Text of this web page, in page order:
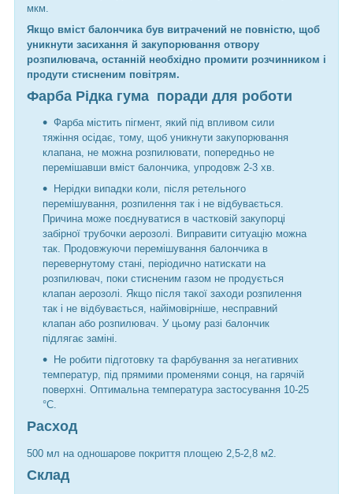
мкм.
Якщо вміст балончика був витрачений не повністю, щоб
уникнути засихання й закупорювання отвору
розпилювача, останній необхідно промити розчинником і
продути стисненим повітрям.
Фарба Рідка гума поради для роботи
Фарба містить пігмент, який під впливом сили
тяжіння осідає, тому, щоб уникнути закупорювання
клапана, не можна розпилювати, попередньо не
перемішавши вміст балончика, упродовж 2-3 хв.
Нерідки випадки коли, після ретельного
перемішування, розпилення так і не відбувається.
Причина може поєднуватися в частковій закупорці
забірної трубочки аерозолі. Виправити ситуацію можна
так. Продовжуючи перемішування балончика в
перевернутому стані, періодично натискати на
розпилювач, поки стисненим газом не продується
клапан аерозолі. Якщо після такої заходи розпилення
так і не відбувається, найімовірніше, несправний
клапан або розпилювач. У цьому разі балончик
підлягає заміні.
Не робити підготовку та фарбування за негативних
температур, під прямими променями сонця, на гарячій
поверхні. Оптимальна температура застосування 10-25
°C.
Расход
500 мл на одношарове покриття площею 2,5-2,8 м2.
Склад